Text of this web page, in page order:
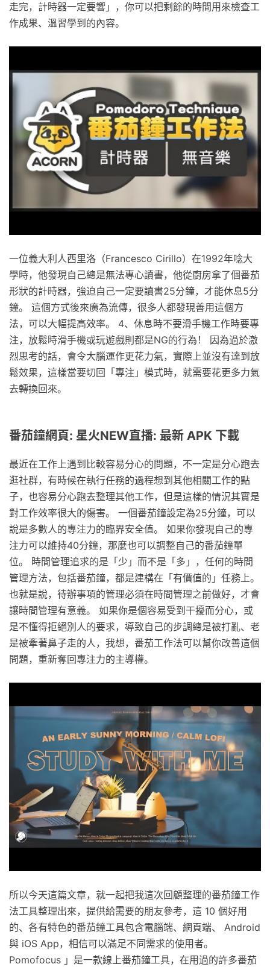
走完，計時器一定要響」，你可以把剩餘的時間用來檢查工
作成果、溫習學到的內容。
一位義大利人西里洛（Francesco Cirillo）在1992年唸大
學時，他發現自己總是無法專心讀書，他從廚房拿了個番茄
形狀的計時器，強迫自己一定要讀書25分鐘，才能休息5分
鐘。 這個方式後來廣為流傳，很多人都發現善用這個方
法，可以大幅提高效率。 4、休息時不要滑手機工作時要專
注，放鬆時滑手機或玩遊戲則都是NG的行為！ 因為過於激
烈思考的話，會令大腦運作更花力氣，實際上並沒有達到放
鬆效果，這樣當要切回「專注」模式時，就需要花更多力氣
去轉換回來。
番茄鐘網頁: 星火NEW直播: 最新 APK 下載
最近在工作上遇到比較容易分心的問題，不一定是分心跑去
逛社群，有時候在執行任務的過程想到其他相關工作的點
子，也容易分心跑去整理其他工作，但是這樣的情況其實是
對工作效率很大的傷害。 一個番茄鐘設定為25分鐘，可以
說是多數人的專注力的臨界安全值。 如果你發現自己的專
注力可以維持40分鐘，那麼也可以調整自己的番茄鐘單
位。 時間管理追求的是「少」而不是「多」，任何的時間
管理方法，包括番茄鐘，都是建構在「有價值的」任務上。
也就是說，待辦事項的管理必須在時間管理之前做好，才會
讓時間管理有意義。 如果你是個容易受到干擾而分心，或
是不懂得拒絕別人的要求，導致自己的步調總是被打亂、老
是被牽著鼻子走的人，我想，番茄工作法可以幫你改善這個
問題，重新奪回專注力的主導權。
所以今天這篇文章，就一起把我這次回顧整理的番茄鐘工作
法工具整理出來，提供給需要的朋友參考，這 10 個好用
的、各有特色的番茄鐘工具包含電腦端、網頁端、 Android
與 iOS App，相信可以滿足不同需求的使用者。
Pomofocus 」是一款線上番茄鐘工具，在用過的許多番茄